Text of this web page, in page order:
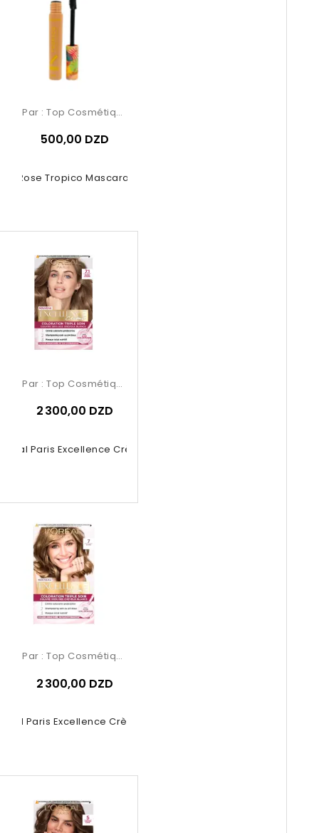
Rose Tropico Mascara 5.8ml
Par : Top Cosmétiques
500,00 DZD
Paris Excellence Crème...
Par : Top Cosmétiques
2 300,00 DZD
Paris Excellence Crème –...
Par : Top Cosmétiques
2 300,00 DZD